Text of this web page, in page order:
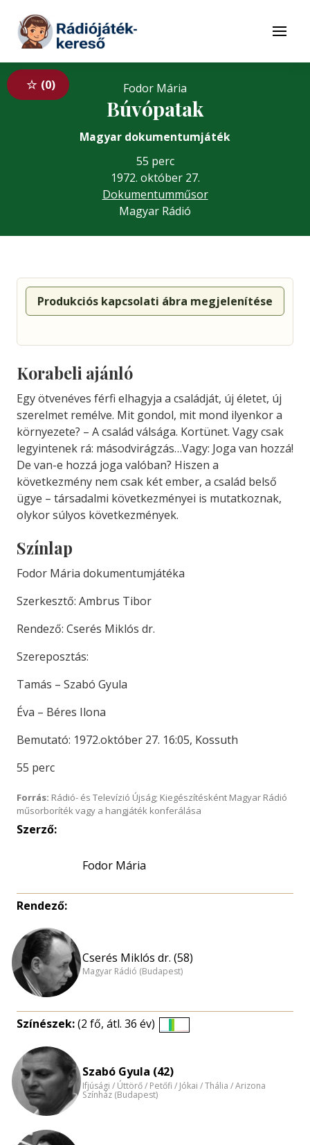
Tovább a tartalomhoz
Menü
0 Fodor Mária
Búvópatak
Magyar dokumentumjáték
55 perc
1972. október 27.
Dokumentumműsor
Magyar Rádió
Produkciós kapcsolati ábra megjelenítése
Korabeli ajánló
Egy ötvenéves férfi elhagyja a családját, új életet, új
szerelmet remélve. Mit gondol, mit mond ilyenkor a
környezete? – A család válsága. Kortünet. Vagy csak
legyintenek rá: másodvirágzás…Vagy: Joga van hozzá!
De van-e hozzá joga valóban? Hiszen a
következmény nem csak két ember, a család belső
ügye – társadalmi következményei is mutatkoznak,
olykor súlyos következmények.
Színlap
Fodor Mária dokumentumjátéka
Szerkesztő: Ambrus Tibor
Rendező: Cserés Miklós dr.
Szereposztás:
Tamás – Szabó Gyula
Éva – Béres Ilona
Bemutató: 1972.október 27. 16:05, Kossuth
55 perc
Forrás: Rádió- és Televízió Újság; Kiegészítésként Magyar Rádió
műsorboríték vagy a hangjáték konferálása
Szerző:
Fodor Mária
Rendező:
Cserés Miklós dr. (58)
Magyar Rádió (Budapest)
Színészek:(2 fő, átl. 36 év)
nagyítása
Szabó Gyula (42)
Ifjúsági / Úttörő / Petőfi / Jókai / Thália / Arizona
Színház (Budapest)